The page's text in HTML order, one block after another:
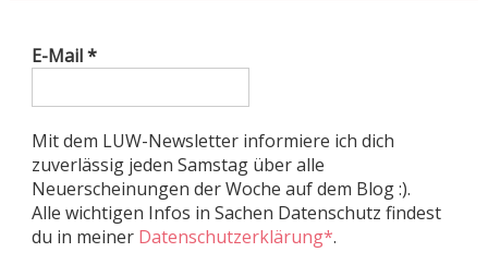
E-Mail*
Mit dem LUW-Newsletter informiere ich dich
zuverlässig jeden Samstag über alle
Neuerscheinungen der Woche auf dem Blog :).
Alle wichtigen Infos in Sachen Datenschutz findest
du in meiner Datenschutzerklärung*.